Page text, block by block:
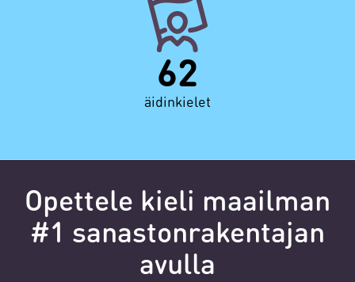
62
äidinkielet
Opettele kieli maailman
#1 sanastonrakentajan
avulla